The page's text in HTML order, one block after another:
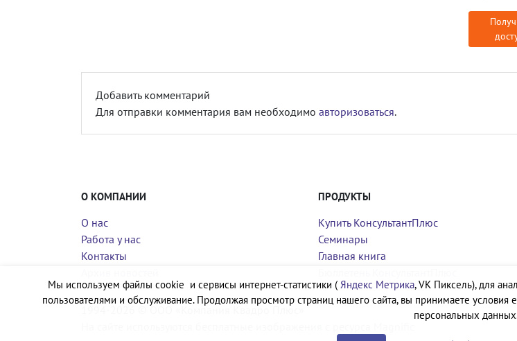
Добавить комментарий
Для отправки комментария вам необходимо авторизоваться.
О КОМПАНИИ
О нас
Работа у нас
Контакты
ПРОДУКТЫ
Купить КонсультантПлюс
Семинары
Главная книга
1994-2026 © ООО «Компания Квадро Плюс»
Мы используем файлы cookie и сервисы интернет-статистики ( Яндекс Метрика, VK Пиксель), для
пользователями и обслуживание. Продолжая просмотр страниц нашего сайта, вы принимаете
персональных